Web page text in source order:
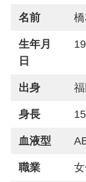
名前
生年月
日
出身
身長
血液型
職業